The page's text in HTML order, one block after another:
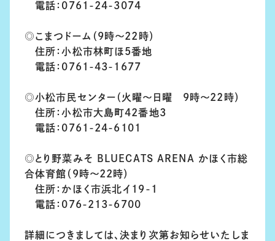
電話：0761-24-3074
◎こまつドーム（9時～22時）
住所：小松市林町ほ5番地
電話：0761-43-1677
◎小松市民センター（火曜～日曜 9時～22時）
住所：小松市大島町42番地3
電話：0761-24-6101
◎とり野菜みそ BLUECATS ARENA かほく市総
合体育館（9時～22時）
住所：かほく市浜北イ19-1
電話：076-213-6700
詳細につきましては、決まり次第お知らせいたしま